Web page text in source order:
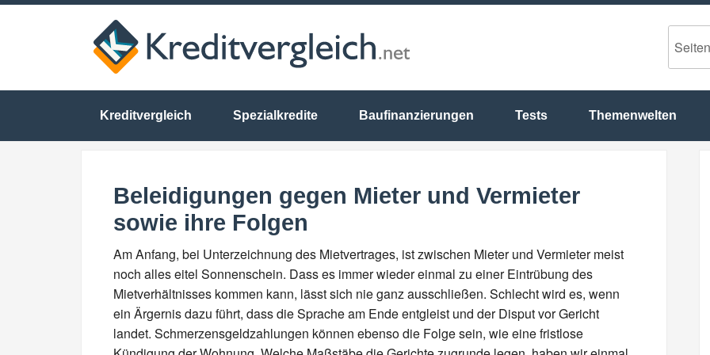
Kreditvergleich Spezialkredite Baufinanzierungen Tests Themenwelten
Beleidigungen gegen Mieter und Vermieter
sowie ihre Folgen
Am Anfang, bei Unterzeichnung des Mietvertrages, ist zwischen Mieter und Vermieter meist
noch alles eitel Sonnenschein. Dass es immer wieder einmal zu einer Eintrübung des
Mietverhältnisses kommen kann, lässt sich nie ganz ausschließen. Schlecht wird es, wenn
ein Ärgernis dazu führt, dass die Sprache am Ende entgleist und der Disput vor Gericht
landet. Schmerzensgeldzahlungen können ebenso die Folge sein, wie eine fristlose